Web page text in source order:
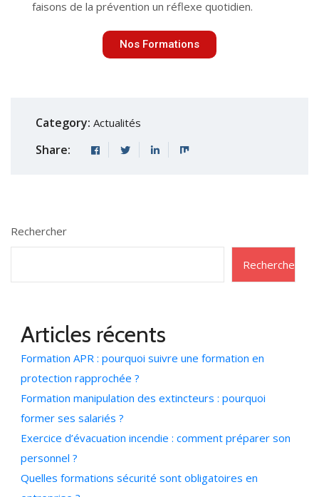
faisons de la prévention un réflexe quotidien.
Nos Formations
Category: Actualités
Share:
Rechercher
Rechercher
Articles récents
Formation APR : pourquoi suivre une formation en
protection rapprochée ?
Formation manipulation des extincteurs : pourquoi
former ses salariés ?
Exercice d’évacuation incendie : comment préparer son
personnel ?
Quelles formations sécurité sont obligatoires en